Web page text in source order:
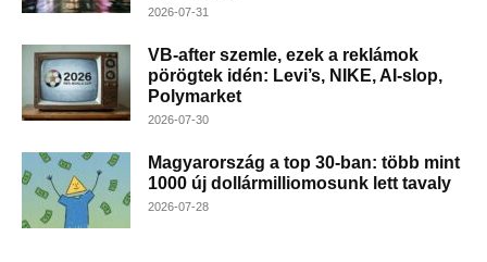
2026-07-31
VB-after szemle, ezek a reklámok
pörögtek idén: Levi’s, NIKE, AI-slop,
Polymarket
2026-07-30
Magyarország a top 30-ban: több mint
1000 új dollármilliomosunk lett tavaly
2026-07-28